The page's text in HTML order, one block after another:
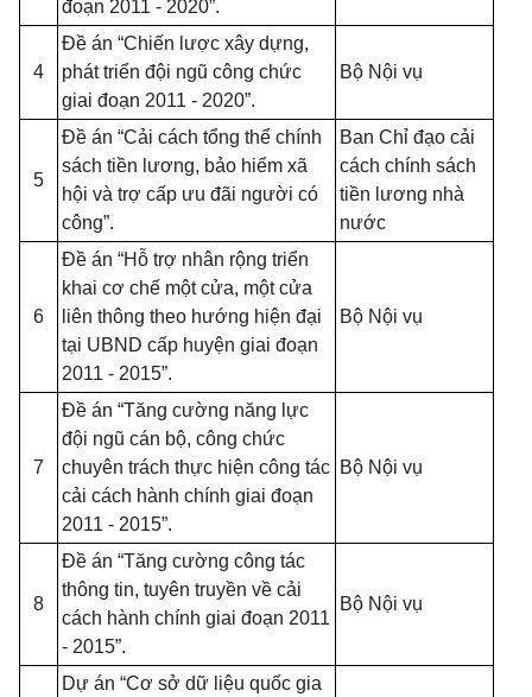
đoạn 2011 - 2020”.
4
Đề án “Chiến lược xây dựng,
phát triển đội ngũ công chức
giai đoạn 2011 - 2020”.
Bộ Nội vụ
5
Đề án “Cải cách tổng thể chính
sách tiền lương, bảo hiểm xã
hội và trợ cấp ưu đãi người có
công”.
Ban Chỉ đạo cải
cách chính sách
tiền lương nhà
nước
6
Đề án “Hỗ trợ nhân rộng triển
khai cơ chế một cửa, một cửa
liên thông theo hướng hiện đại
tại UBND cấp huyện giai đoạn
2011 - 2015”.
Bộ Nội vụ
7
Đề án “Tăng cường năng lực
đội ngũ cán bộ, công chức
chuyên trách thực hiện công tác
cải cách hành chính giai đoạn
2011 - 2015”.
Bộ Nội vụ
8
Đề án “Tăng cường công tác
thông tin, tuyên truyền về cải
cách hành chính giai đoạn 2011
- 2015”.
Bộ Nội vụ
Dự án “Cơ sở dữ liệu quốc gia